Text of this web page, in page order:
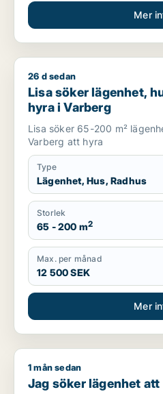
Mer
Lisa söker lägenhet, hus
26 d sedan
Lisa söker lägenhet,
hyra i Varberg
Lisa söker 65-200 m²
Varberg att hyra
Type
Lägenhet, Hus, Radhus
Storlek
65 - 200 m2
Max. per månad
12 500 SEK
Mer
Jag söker lägenhet att hyra i
1 mån sedan
Jag söker lägenhet att